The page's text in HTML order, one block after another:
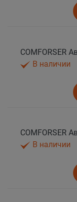
В наличии
В наличии